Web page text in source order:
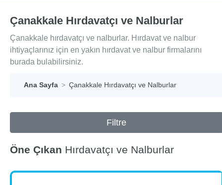
Çanakkale Hırdavatçı ve Nalburlar
Çanakkale hırdavatçı ve nalburlar. Hırdavat ve nalbur
ihtiyaçlarınız için en yakın hırdavat ve nalbur firmalarını
burada bulabilirsiniz.
Ana Sayfa Çanakkale Hırdavatçı ve Nalburlar
Filtre
Öne Çıkan Hırdavatçı ve Nalburlar